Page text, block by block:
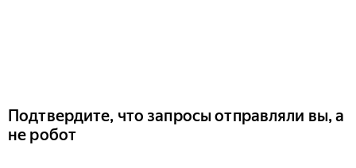
Подтвердите, что запросы отправляли вы, а
не робот